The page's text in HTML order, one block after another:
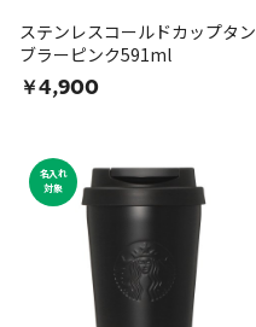
ステンレスコールドカップタン
ブラーピンク591ml
￥4,900
名入れ
対象